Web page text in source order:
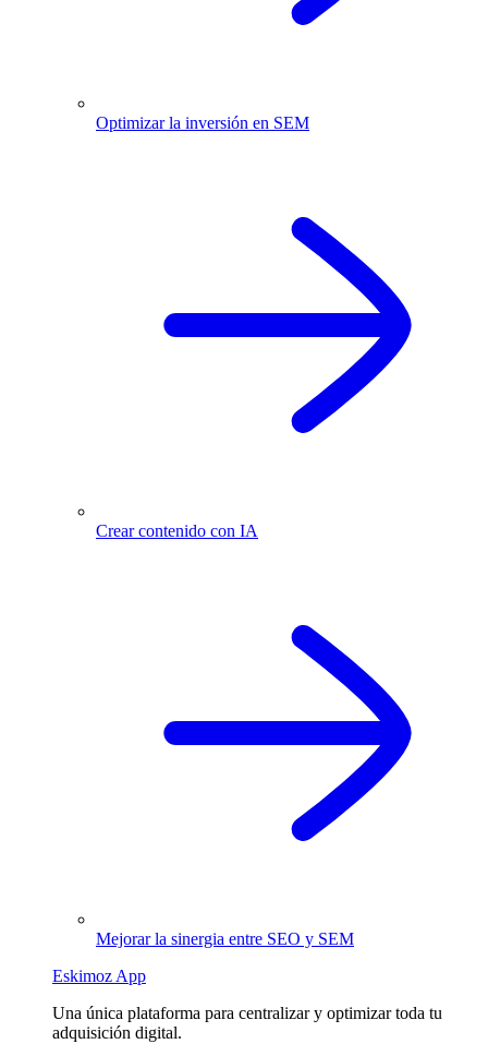
Optimizar la inversión en SEM
Crear contenido con IA
Mejorar la sinergia entre SEO y SEM
Eskimoz App
Una única plataforma para centralizar y optimizar toda tu
adquisición digital.